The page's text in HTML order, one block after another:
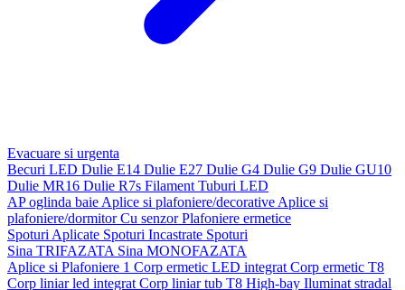
Evacuare si urgenta
Becuri LED Dulie E14 Dulie E27 Dulie G4 Dulie G9 Dulie GU10
Dulie MR16 Dulie R7s Filament Tuburi LED
AP oglinda baie Aplice si plafoniere/decorative Aplice si
plafoniere/dormitorCu senzorPlafoniere ermetice
Spoturi Aplicate Spoturi Incastrate Spoturi
Sina TRIFAZATA Sina MONOFAZATA
Aplice si Plafoniere 1 Corp ermetic LED integrat Corp ermetic T8
Corp liniar led integrat Corp liniar tub T8 High-bay Iluminat stradal